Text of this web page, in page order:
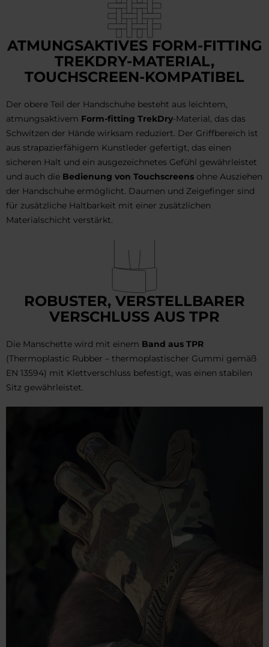
ATMUNGSAKTIVES FORM-FITTING
TREKDRY-MATERIAL,
TOUCHSCREEN-KOMPATIBEL
Der obere Teil der Handschuhe besteht aus leichtem,
atmungsaktivem Form-fitting TrekDry-Material, das das
Schwitzen der Hände wirksam reduziert. Der Griffbereich ist
aus strapazierfähigem Kunstleder gefertigt, das einen
sicheren Halt und ein ausgezeichnetes Gefühl gewährleistet
und auch die Bedienung von Touchscreens ohne Ausziehen
der Handschuhe ermöglicht. Daumen und Zeigefinger sind
für zusätzliche Haltbarkeit mit einer zusätzlichen
Materialschicht verstärkt.
ROBUSTER, VERSTELLBARER
VERSCHLUSS AUS TPR
Die Manschette wird mit einem Band aus TPR
(Thermoplastic Rubber – thermoplastischer Gummi gemäß
EN 13594) mit Klettverschluss befestigt, was einen stabilen
Sitz gewährleistet.